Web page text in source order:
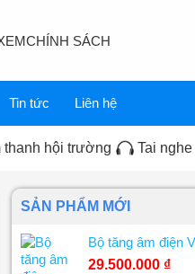
CHÍNH SÁCH
Tin tức Liên hệ
thanh hội trường Tai nghe
SẢN PHẨM MỚI
Bộ tăng âm điện
29.500.000 ₫